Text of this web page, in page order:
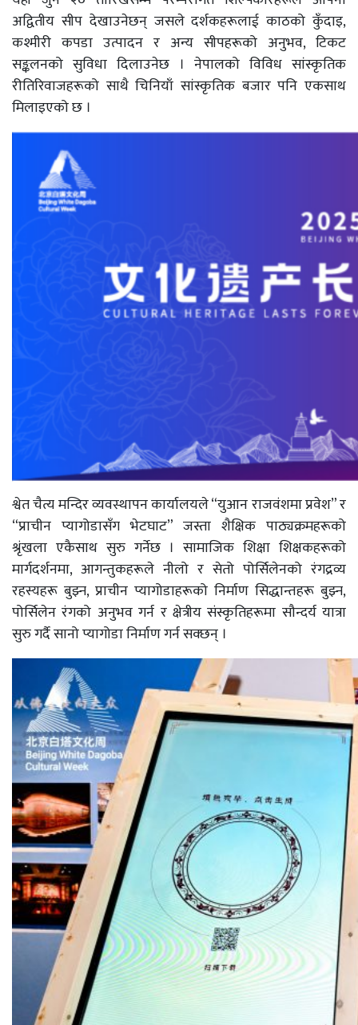
अद्वितीय सीप देखाउनेछन् जसले दर्शकहरूलाई काठको कुँदाइ,
कश्मीरी कपडा उत्पादन र अन्य सीपहरूको अनुभव, टिकट
सङ्कलनको सुविधा दिलाउनेछ । नेपालको विविध सांस्कृतिक
रीतिरिवाजहरूको साथै चिनियाँ सांस्कृतिक बजार पनि एकसाथ
मिलाइएको छ ।
श्वेत चैत्य मन्दिर व्यवस्थापन कार्यालयले “युआन राजवंशमा प्रवेश” र
“प्राचीन प्यागोडासँग भेटघाट” जस्ता शैक्षिक पाठ्यक्रमहरूको
श्रृंखला एकैसाथ सुरु गर्नेछ । सामाजिक शिक्षा शिक्षकहरूको
मार्गदर्शनमा, आगन्तुकहरूले नीलो र सेतो पोर्सिलेनको रंगद्रव्य
रहस्यहरू बुझ्न, प्राचीन प्यागोडाहरूको निर्माण सिद्धान्तहरू बुझ्न,
पोर्सिलेन रंगको अनुभव गर्न र क्षेत्रीय संस्कृतिहरूमा सौन्दर्य यात्रा
सुरु गर्दै सानो प्यागोडा निर्माण गर्न सक्छन् ।